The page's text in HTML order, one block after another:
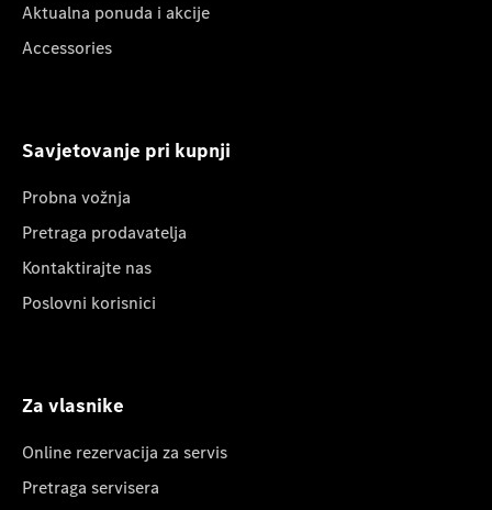
Aktualna ponuda i akcije
Accessories
Savjetovanje pri kupnji
Probna vožnja
Pretraga prodavatelja
Kontaktirajte nas
Poslovni korisnici
Za vlasnike
Online rezervacija za servis
Pretraga servisera